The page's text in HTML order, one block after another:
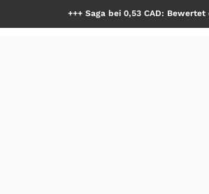
Saga bei 0,53 CAD: Bewertet der